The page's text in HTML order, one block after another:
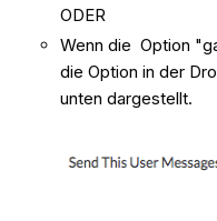
ODER
Wenn die Option
die Option in der
unten dargestellt.